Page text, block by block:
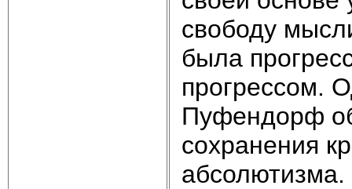
свободу
была
прогрессом.
Пуфендорф
сохранения
абсолютизма.